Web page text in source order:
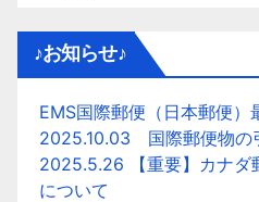
♪お知らせ♪
EMS国際郵便（日本郵便）
2025.10.03 国際郵便物の
2025.5.26 【重要】カナダ
について